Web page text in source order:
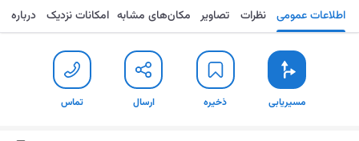
مسیریابی ذخیره ارسال تماس اطلاعات عمومی نظرات تصاویر مکان‌های مشابه امکانات نزدیک درباره
مسیریابی ذخیره ارسال تماس